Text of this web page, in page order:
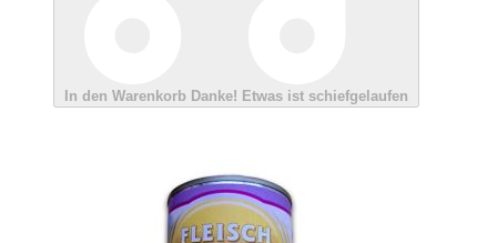
In den Warenkorb Danke! Etwas ist schiefgelaufen